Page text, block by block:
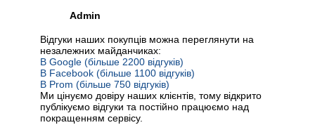
Admin
Відгуки наших покупців можна переглянути на
незалежних майданчиках:
В Google (більше 2200 відгуків)
В Facebook (більше 1100 відгуків)
В Prom (більше 750 відгуків)
Ми цінуємо довіру наших клієнтів, тому відкрито
публікуємо відгуки та постійно працюємо над
покращенням сервісу.